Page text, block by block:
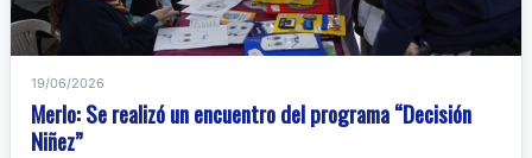
19/06/2026
Merlo: Se realizó un encuentro del programa “Decisión
Niñez”